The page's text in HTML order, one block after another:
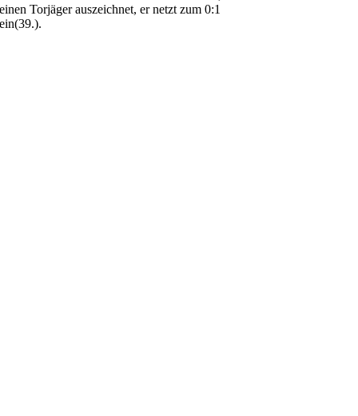
einen Torjäger auszeichnet, er netzt zum 0:1
ein(39.).